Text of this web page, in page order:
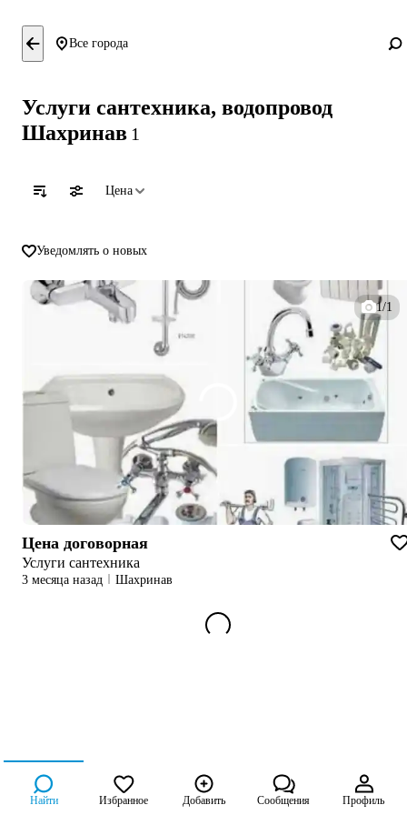
Все города
Услуги сантехника, водопровод
Шахринав 1
Цена
Уведомлять о новых
1/1
Цена договорная
Услуги сантехника
3 месяца назад Шахринав
Найти Избранное Добавить Сообщения Профиль